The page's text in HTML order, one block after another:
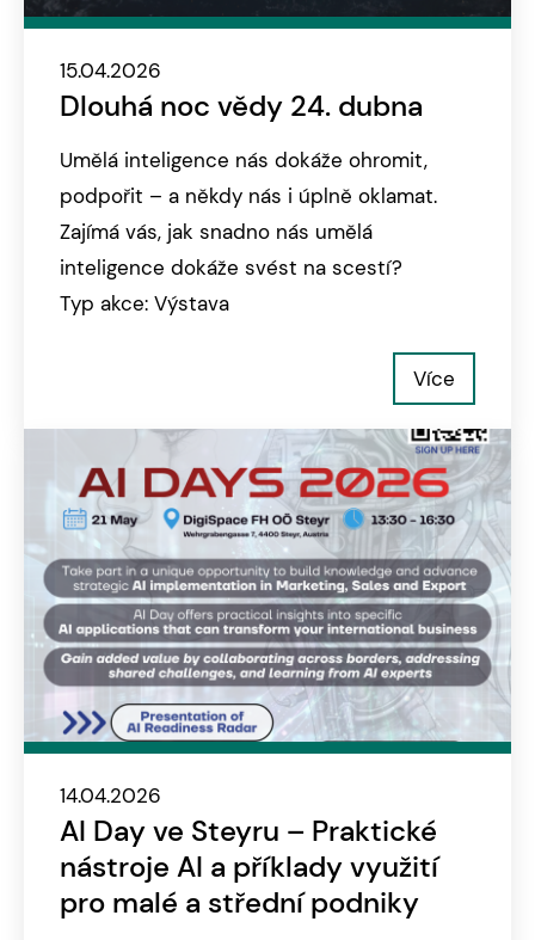
15.04.2026
Dlouhá noc vědy 24. dubna
Umělá inteligence nás dokáže ohromit,
podpořit – a někdy nás i úplně oklamat.
Zajímá vás, jak snadno nás umělá
inteligence dokáže svést na scestí?
Typ akce: Výstava
Více
14.04.2026
AI Day ve Steyru – Praktické
nástroje AI a příklady využití
pro malé a střední podniky